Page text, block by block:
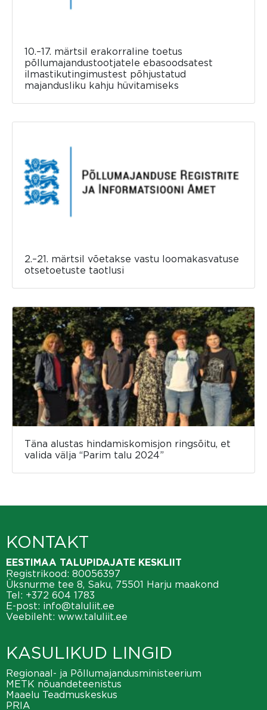
10.–17. märtsil erakorraline toetus
põllumajandustootjatele ebasoodsatest
ilmastikutingimustest põhjustatud
majandusliku kahju hüvitamiseks
2.–21. märtsil võetakse vastu loomakasvatuse
otsetoetuste taotlusi
Täna alustas hindamiskomisjon ringsõitu, et
valida välja “Parim talu 2024”
KONTAKT
EESTIMAA TALUPIDAJATE KESKLIIT
Registrikood: 80056397
Üksnurme tee 8, Saku, 75501 Harju maakond
Tel: +372 604 1783
E-post: info@taluliit.ee
Veebileht: www.taluliit.ee
KASULIKUD LINGID
Regionaal- ja Põllumajandusministeerium
METK nõuandeteenistus
Maaelu Teadmuskeskus
PRIA